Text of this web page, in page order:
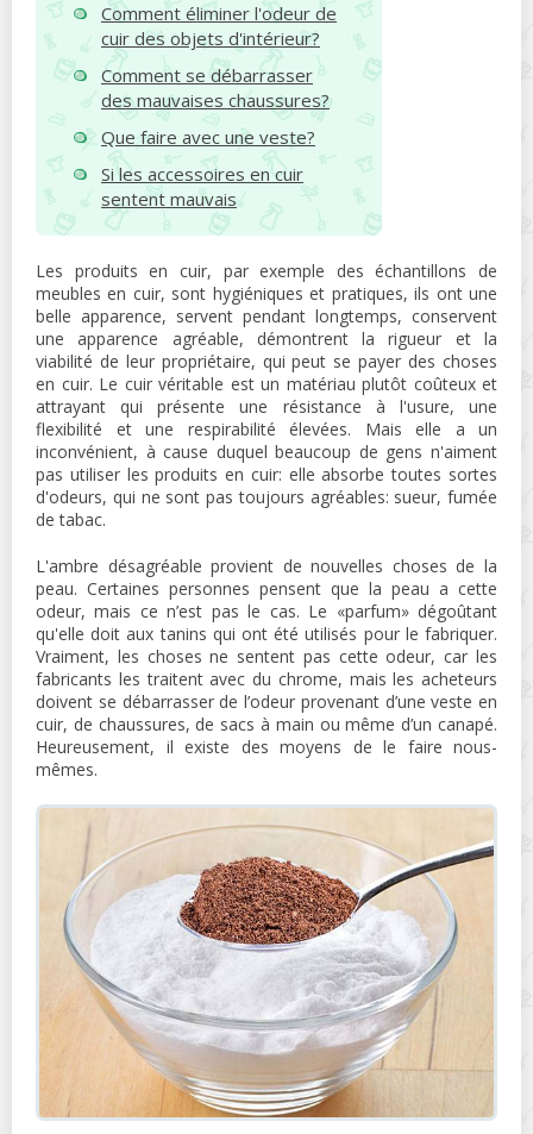
Comment éliminer l'odeur de
cuir des objets d'intérieur?
Comment se débarrasser
des mauvaises chaussures?
Que faire avec une veste?
Si les accessoires en cuir
sentent mauvais
Les produits en cuir, par exemple des échantillons de
meubles en cuir, sont hygiéniques et pratiques, ils ont une
belle apparence, servent pendant longtemps, conservent
une apparence agréable, démontrent la rigueur et la
viabilité de leur propriétaire, qui peut se payer des choses
en cuir. Le cuir véritable est un matériau plutôt coûteux et
attrayant qui présente une résistance à l'usure, une
flexibilité et une respirabilité élevées. Mais elle a un
inconvénient, à cause duquel beaucoup de gens n'aiment
pas utiliser les produits en cuir: elle absorbe toutes sortes
d'odeurs, qui ne sont pas toujours agréables: sueur, fumée
de tabac.
L'ambre désagréable provient de nouvelles choses de la
peau. Certaines personnes pensent que la peau a cette
odeur, mais ce n’est pas le cas. Le «parfum» dégoûtant
qu'elle doit aux tanins qui ont été utilisés pour le fabriquer.
Vraiment, les choses ne sentent pas cette odeur, car les
fabricants les traitent avec du chrome, mais les acheteurs
doivent se débarrasser de l’odeur provenant d’une veste en
cuir, de chaussures, de sacs à main ou même d’un canapé.
Heureusement, il existe des moyens de le faire nous-
mêmes.